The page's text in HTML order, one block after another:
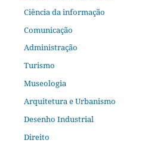
Ciência da informação
Comunicação
Administração
Turismo
Museologia
Arquitetura e Urbanismo
Desenho Industrial
Direito